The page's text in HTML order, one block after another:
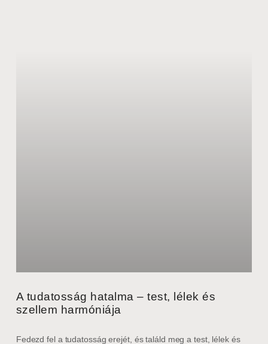
A tudatosság hatalma – test, lélek és
szellem harmóniája
Fedezd fel a tudatosság erejét, és találd meg a test, lélek és